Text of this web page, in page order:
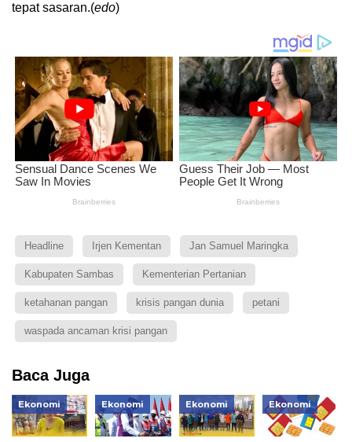
tepat sasaran.(edo)
Headline Irjen Kementan Jan Samuel Maringka
Kabupaten Sambas Kementerian Pertanian
ketahanan pangan krisis pangan dunia petani
waspada ancaman krisi pangan
Baca Juga
Ekonomi Ekonomi Ekonomi Ekonomi